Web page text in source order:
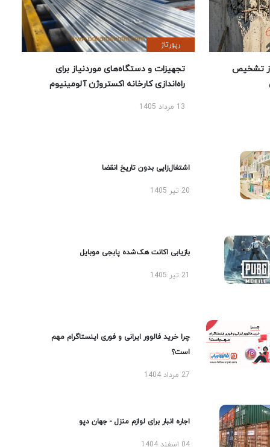
تشخیص
رپورتاژ
تجهیزات و دستگاه‌های موردنیاز برای
راه‌اندازی کارخانه اکستروژن آلومینیوم
13 مرداد 1405
اشتغال‌زایی بدون تاریخ انقضا
20 تیر 1405
بازیابی اکانت هک‌شده پابجی موبایل
چرا خرید فالوور ایرانی و فوری اینستاگرام مهم
است؟
27 مرداد 1404
اجاره انبار برای لوازم منزل - جهان دپو
04 اسفند 1404